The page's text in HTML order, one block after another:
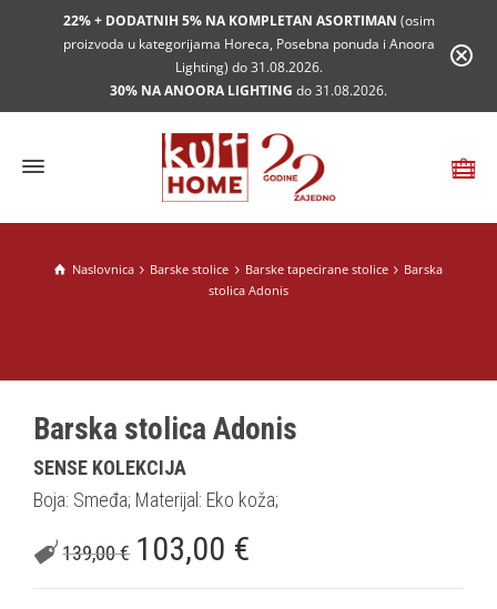
22% + DODATNIH 5% NA KOMPLETAN ASORTIMAN (osim
proizvoda u kategorijama Horeca, Posebna ponuda i Anoora
Lighting) do 31.08.2026.
30% NA ANOORA LIGHTING do 31.08.2026.
Naslovnica Barske stolice Barske tapecirane stolice
Barska
stolica Adonis
Barska stolica Adonis
SENSE KOLEKCIJA
Boja: Smeđa; Materijal: Eko koža;
139,00€ 103,00 €